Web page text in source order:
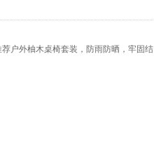
户外柚木桌椅套装，防雨防晒，牢固结